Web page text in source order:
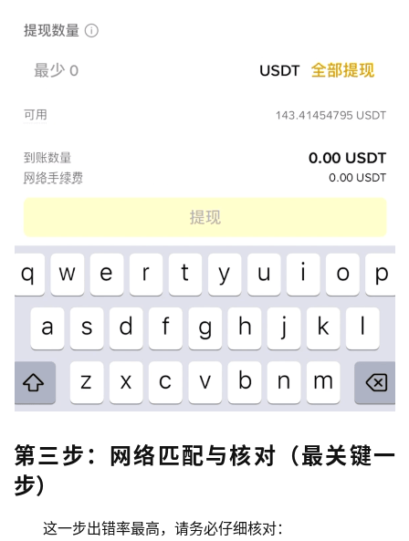
析
币
圈
见
问
题
第三步：网络匹配与核对（最关键一
步）
这一步出错率最高，请务必仔细核对：